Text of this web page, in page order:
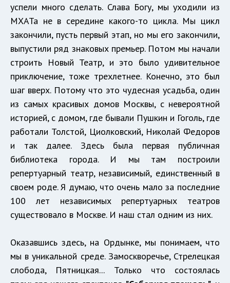
успели много сделать. Слава Богу, мы уходили из
МХАТа не в середине какого-то цикла. Мы цикл
закончили, пусть первый этап, но мы его закончили,
выпустили ряд знаковых премьер. Потом мы начали
строить Новый Театр, и это было удивительное
приключение, тоже трехлетнее. Конечно, это был
шаг вверх. Потому что это чудесная усадьба, один
из самых красивых домов Москвы, с невероятной
историей, с домом, где бывали Пушкин и Гоголь, где
работали Толстой, Циолковский, Николай Федоров
и так далее. Здесь была первая публичная
библиотека города. И мы там построили
репертуарный театр, независимый, единственный в
своем роде. Я думаю, что очень мало за последние
100 лет независимых репертуарных театров
существовало в Москве. И наш стал одним из них.
Оказавшись здесь, на Ордынке, мы понимаем, что
мы в уникальной среде. Замоскворечье, Стрелецкая
слобода, Пятницкая... Только что состоялась